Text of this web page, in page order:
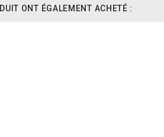
ONT ÉGALEMENT ACHETÉ :